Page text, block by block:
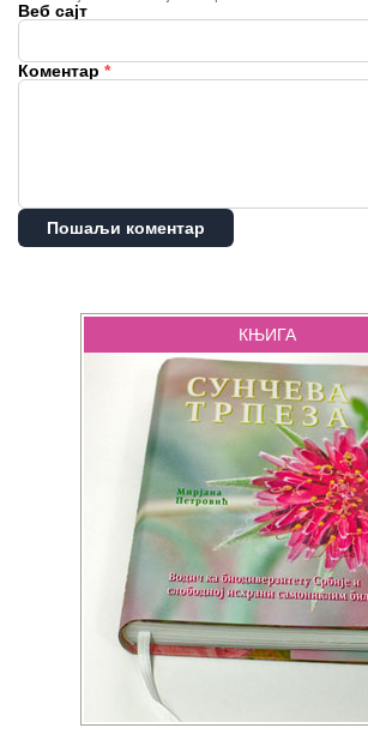
Веб сајт
Коментар *
Пошаљи коментар
КЊИГА